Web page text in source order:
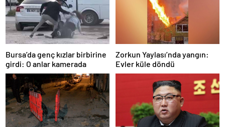
Bursa’da genç kızlar birbirine
girdi: O anlar kamerada
Zorkun Yaylası’nda yangın:
Evler küle döndü